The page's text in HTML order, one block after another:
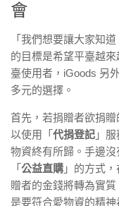
會
「我們想要讓大家知
的目標是希望平臺越
臺使用者，iGoods 另
多元的選擇。
首先，若捐贈者欲捐
以使用「 代捐登記 」
物資終有所歸。手邊
「 公益直購 」的方式
贈者的金錢將轉為實
是要符合愛物資的精